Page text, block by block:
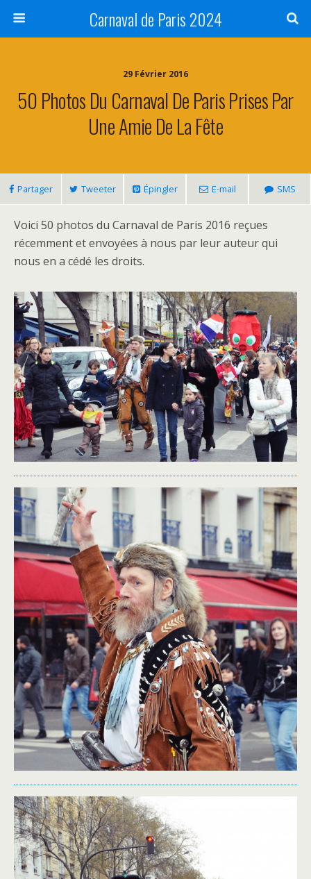
Carnaval de Paris 2024
29 Février 2016
50 Photos Du Carnaval De Paris Prises Par
Une Amie De La Fête
Partager Tweeter Épingler E-mail SMS
Voici 50 photos du Carnaval de Paris 2016 reçues
récemment et envoyées à nous par leur auteur qui
nous en a cédé les droits.